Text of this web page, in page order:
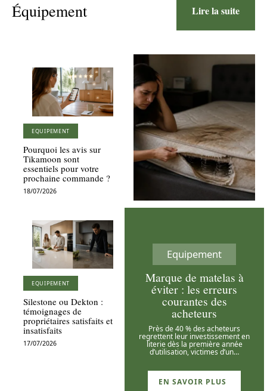
Équipement Lire la suite
EQUIPEMENT
Pourquoi les avis sur
Tikamoon sont
essentiels pour votre
prochaine commande ?
18/07/2026
EQUIPEMENT
Silestone ou Dekton :
témoignages de
propriétaires satisfaits et
insatisfaits
17/07/2026
Equipement
Marque de matelas à
éviter : les erreurs
courantes des
acheteurs
Près de 40 % des acheteurs
regrettent leur investissement en
literie dès la première année
d’utilisation, victimes d’un…
EN SAVOIR PLUS